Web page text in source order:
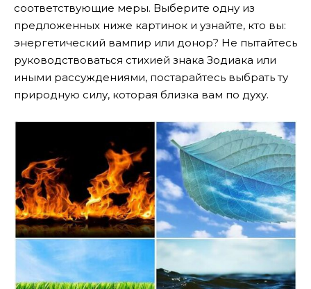
соответствующие меры. Выберите одну из
предложенных ниже картинок и узнайте, кто вы:
энергетический вампир или донор? Не пытайтесь
руководствоваться стихией знака Зодиака или
иными рассуждениями, постарайтесь выбрать ту
природную силу, которая близка вам по духу.